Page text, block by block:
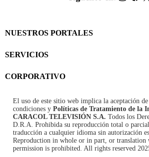
NUESTROS PORTALES
SERVICIOS
CORPORATIVO
El uso de este sitio web implica la aceptación
condiciones y Políticas de Tratamiento de la
CARACOL TELEVISIÓN S.A. Todos los
D.R.A. Prohibida su reproducción total o
traducción a cualquier idioma sin autorización
Reproduction in whole or in part, or
permission is prohibited. All rights reserved